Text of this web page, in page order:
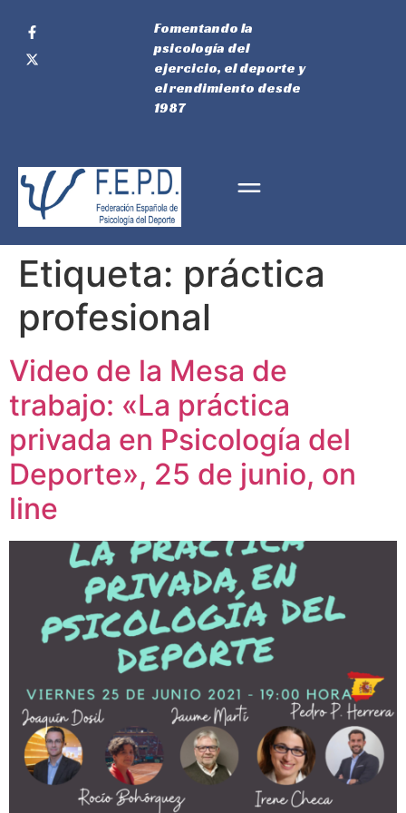
Fomentando la
psicología del
ejercicio, el deporte y
el rendimiento desde
1987
Etiqueta: práctica
profesional
Video de la Mesa de
trabajo: «La práctica
privada en Psicología del
Deporte», 25 de junio, on
line